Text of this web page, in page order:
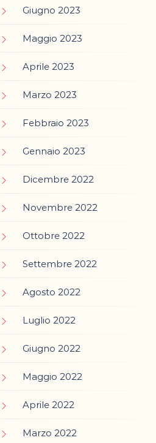
Giugno 2023
Maggio 2023
Aprile 2023
Marzo 2023
Febbraio 2023
Gennaio 2023
Dicembre 2022
Novembre 2022
Ottobre 2022
Settembre 2022
Agosto 2022
Luglio 2022
Giugno 2022
Maggio 2022
Aprile 2022
Marzo 2022